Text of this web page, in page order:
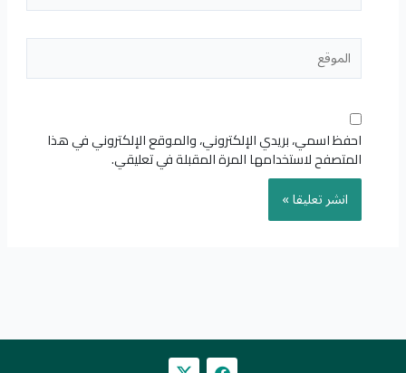
الموقع
احفظ اسمي، بريدي الإلكتروني، والموقع الإلكتروني في هذا
المتصفح لاستخدامها المرة المقبلة في تعليقي.
F